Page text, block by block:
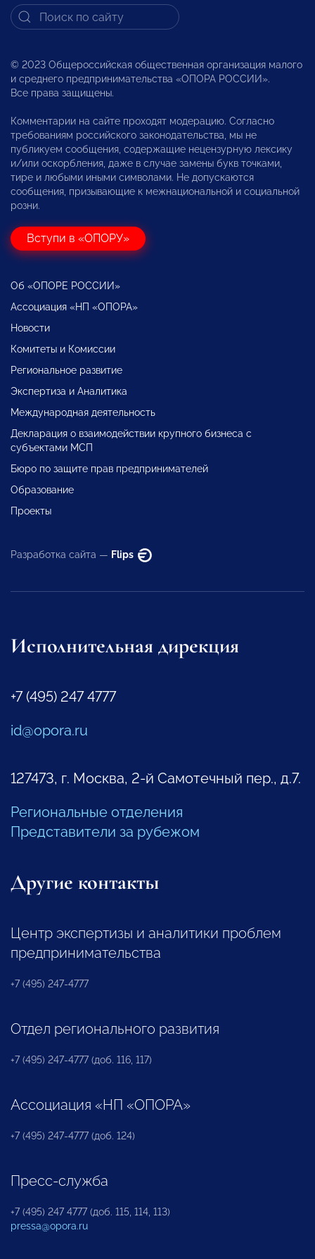
© 2023 Общероссийская общественная организация малого
и среднего предпринимательства «ОПОРА РОССИИ».
Все права защищены.
Комментарии на сайте проходят модерацию. Согласно
требованиям российского законодательства, мы не
публикуем сообщения, содержащие нецензурную лексику
и/или оскорбления, даже в случае замены букв точками,
тире и любыми иными символами. Не допускаются
сообщения, призывающие к межнациональной и социальной
розни.
Вступи в «ОПОРУ»
Об «ОПОРЕ РОССИИ»
Ассоциация «НП «ОПОРА»
Новости
Комитеты и Комиссии
Региональное развитие
Экспертиза и Аналитика
Международная деятельность
Декларация о взаимодействии крупного бизнеса с
субъектами МСП
Бюро по защите прав предпринимателей
Образование
Проекты
Разработка сайта — Flips
Исполнительная дирекция
+7 (495) 247 4777
id@opora.ru
127473, г. Москва, 2-й Самотечный пер., д.7.
Региональные отделения
Представители за рубежом
Другие контакты
Центр экспертизы и аналитики проблем
предпринимательства
+7 (495) 247-4777
Отдел регионального развития
+7 (495) 247-4777 (доб. 116, 117)
Ассоциация «НП «ОПОРА»
+7 (495) 247-4777 (доб. 124)
Пресс-служба
+7 (495) 247 4777 (доб. 115, 114, 113)
pressa@opora.ru